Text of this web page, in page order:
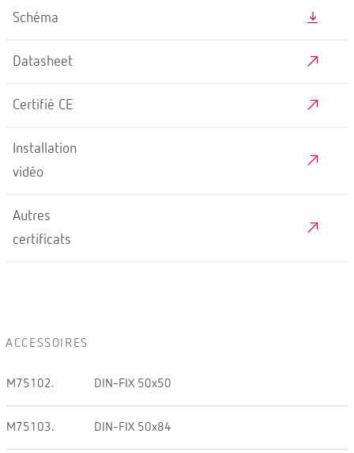
Schéma
Datasheet
Certifié CE
Installation
vidéo
Autres
certificats
ACCESSOIRES
M75102. DIN-FIX 50x50
M75103. DIN-FIX 50x84